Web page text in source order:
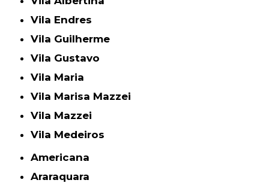
Vila Endres
Vila Guilherme
Vila Gustavo
Vila Maria
Vila Marisa Mazzei
Vila Mazzei
Vila Medeiros
Americana
Araraquara